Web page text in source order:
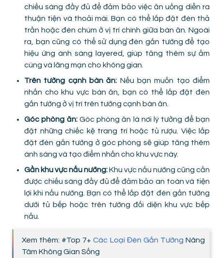
chiếu sáng đầy đủ để đảm bảo việc ăn uống diễn ra
thuận tiện và thoải mái. Bạn có thể lắp đặt đèn thả
trần hoặc đèn chùm ở vị trí chính giữa bàn ăn. Ngoài
ra, bạn cũng có thể sử dụng đèn gắn tường để tạo
hiệu ứng ánh sáng layered, giúp tăng thêm sự ấm
cúng và lãng mạn cho không gian.
Trên tường cạnh bàn ăn: Nếu bạn muốn tạo điểm
nhấn cho khu vực bàn ăn, bạn có thể lắp đặt đèn
gắn tường ở vị trí trên tường cạnh bàn ăn.
Góc phòng ăn: Góc phòng ăn là nơi lý tưởng để bạn
đặt những chiếc kệ trang trí hoặc tủ rượu. Việc lắp
đặt đèn gắn tường ở góc phòng sẽ giúp tăng thêm
ánh sáng và tạo điểm nhấn cho khu vực này.
Gần khu vực nấu nướng:Khu vực nấu nướng cũng cần
được chiếu sáng đầy đủ để đảm bảo an toàn và tiện
lợi khi nấu nướng. Bạn có thể lắp đặt đèn gắn tường
dưới tủ bếp hoặc trên tường đối diện khu vực bếp
nấu.
Xem thêm: #Top 7+Các Loại Đèn Gắn Tường Nâng
Tâm Không Gian Sống